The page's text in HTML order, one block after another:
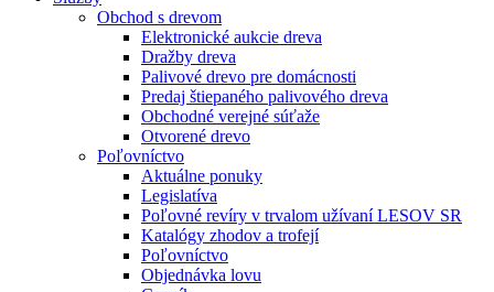
Obchod s drevom
Elektronické aukcie dreva
Dražby dreva
Palivové drevo pre domácnosti
Predaj štiepaného palivového dreva
Obchodné verejné súťaže
Otvorené drevo
Poľovníctvo
Aktuálne ponuky
Legislatíva
Poľovné revíry v trvalom užívaní LESOV SR
Katalógy zhodov a trofejí
Poľovníctvo
Objednávka lovu